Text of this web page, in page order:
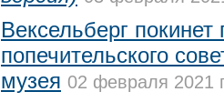
Вексельберг покинет
попечительского
музея 02 февраля 2021